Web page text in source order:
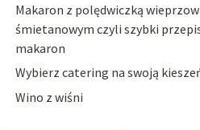
Makaron z polędwiczką
śmietanowym czyli szybki
makaron
Wybierz catering na swoją
Wino z wiśni